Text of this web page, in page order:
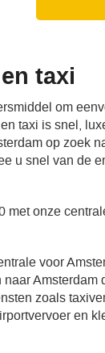
taxi
om
taxi is snel,
op zoek
u snel van de
met onze
voor
Amsterdam
zoals
en